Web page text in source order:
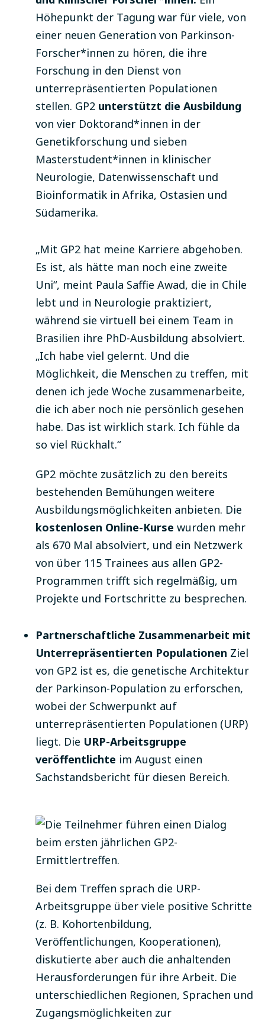
Höhepunkt der Tagung war für viele, von
einer neuen Generation von Parkinson-
Forscher*innen zu hören, die ihre
Forschung in den Dienst von
unterrepräsentierten Populationen
stellen. GP2 unterstützt die Ausbildung
von vier Doktorand*innen in der
Genetikforschung und sieben
Masterstudent*innen in klinischer
Neurologie, Datenwissenschaft und
Bioinformatik in Afrika, Ostasien und
Südamerika.
„Mit GP2 hat meine Karriere abgehoben.
Es ist, als hätte man noch eine zweite
Uni“, meint Paula Saffie Awad, die in Chile
lebt und in Neurologie praktiziert,
während sie virtuell bei einem Team in
Brasilien ihre PhD-Ausbildung absolviert.
„Ich habe viel gelernt. Und die
Möglichkeit, die Menschen zu treffen, mit
denen ich jede Woche zusammenarbeite,
die ich aber noch nie persönlich gesehen
habe. Das ist wirklich stark. Ich fühle da
so viel Rückhalt.“
GP2 möchte zusätzlich zu den bereits
bestehenden Bemühungen weitere
Ausbildungsmöglichkeiten anbieten. Die
kostenlosen Online-Kurse wurden mehr
als 670 Mal absolviert, und ein Netzwerk
von über 115 Trainees aus allen GP2-
Programmen trifft sich regelmäßig, um
Projekte und Fortschritte zu besprechen.
Partnerschaftliche Zusammenarbeit mit
Unterrepräsentierten Populationen Ziel
von GP2 ist es, die genetische Architektur
der Parkinson-Population zu erforschen,
wobei der Schwerpunkt auf
unterrepräsentierten Populationen (URP)
liegt. Die URP-Arbeitsgruppe
veröffentlichte im August einen
Sachstandsbericht für diesen Bereich.
Bei dem Treffen sprach die URP-
Arbeitsgruppe über viele positive Schritte
(z. B. Kohortenbildung,
Veröffentlichungen, Kooperationen),
diskutierte aber auch die anhaltenden
Herausforderungen für ihre Arbeit. Die
unterschiedlichen Regionen, Sprachen und
Zugangsmöglichkeiten zur